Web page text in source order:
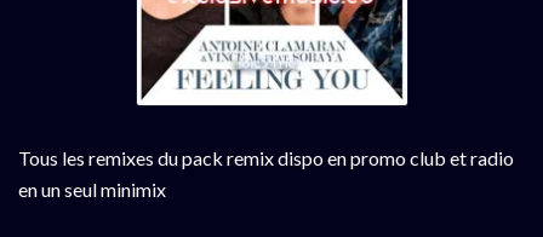
Tous les remixes du pack remix dispo en promo club et radio
en un seul minimix